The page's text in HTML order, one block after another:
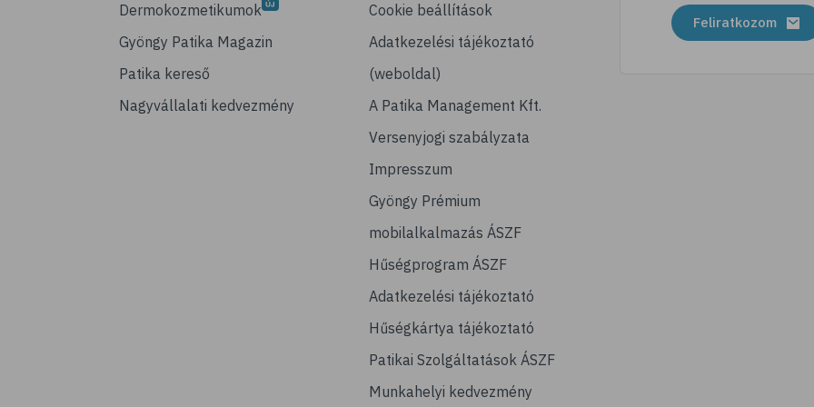
Dermokozmetikumok
Gyöngy Patika Magazin
Patika kereső
Nagyvállalati kedvezmény
Cookie beállítások
Adatkezelési tájékoztató
(weboldal)
A Patika Management Kft.
Versenyjogi szabályzata
Impresszum
Gyöngy Prémium
mobilalkalmazás ÁSZF
Hűségprogram ÁSZF
Adatkezelési tájékoztató
Hűségkártya tájékoztató
Patikai Szolgáltatások ÁSZF
Munkahelyi kedvezmény
Feliratkozom